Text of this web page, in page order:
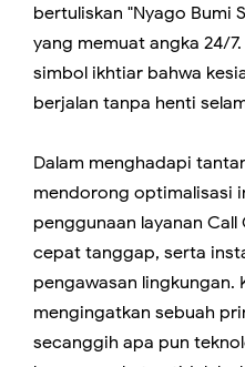
bertuliskan "Nyago Bumi
yang memuat angka 24/
simbol ikhtiar bahwa
berjalan tanpa henti
​Dalam menghadapi
mendorong optimalisasi
penggunaan layanan
cepat tanggap, serta
pengawasan lingkungan.
mengingatkan sebuah
secanggih apa pun